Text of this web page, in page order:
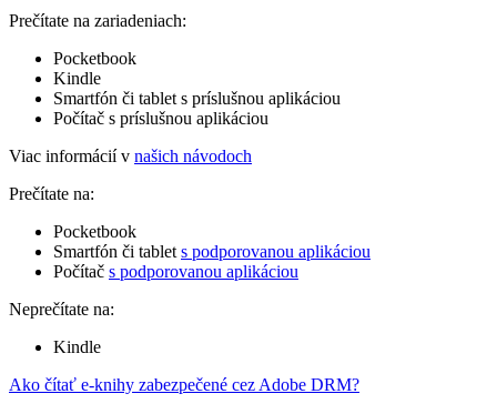
Prečítate na zariadeniach:
Pocketbook
Kindle
Smartfón či tablet s príslušnou aplikáciou
Počítač s príslušnou aplikáciou
Viac informácií v našich návodoch
Prečítate na:
Pocketbook
Smartfón či tablet s podporovanou aplikáciou
Počítač s podporovanou aplikáciou
Neprečítate na:
Kindle
Ako čítať e-knihy zabezpečené cez Adobe DRM?